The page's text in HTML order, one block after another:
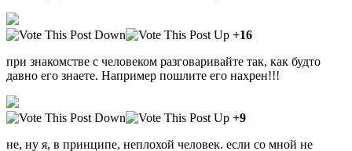
+16
при знакомстве с человеком разговаривайте так, как будто
давно его знаете. Например пошлите его нахрен!!!
+9
не, ну я, в принципе, неплохой человек. если со мной не